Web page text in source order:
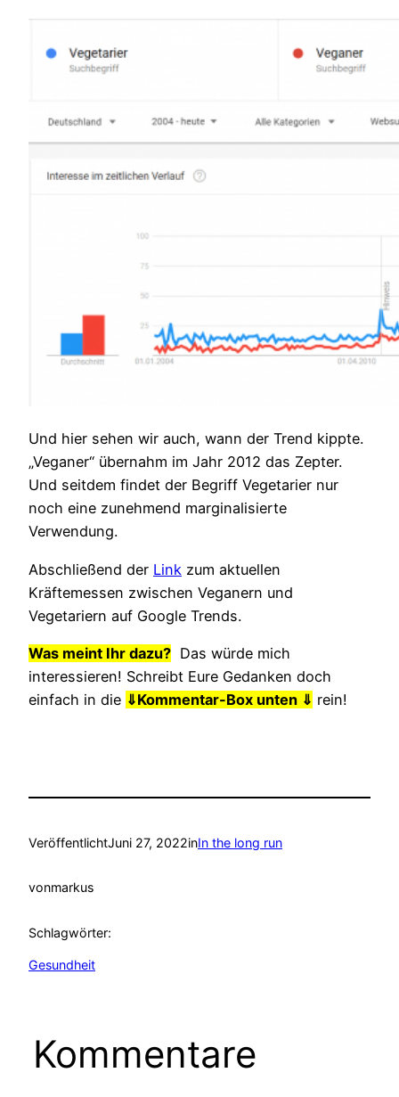
Und hier sehen wir auch, wann der Trend kippte.
„Veganer“ übernahm im Jahr 2012 das Zepter.
Und seitdem findet der Begriff Vegetarier nur
noch eine zunehmend marginalisierte
Verwendung.
Abschließend der Link zum aktuellen
Kräftemessen zwischen Veganern und
Vegetariern auf Google Trends.
Was meint Ihr dazu? Das würde mich
interessieren! Schreibt Eure Gedanken doch
einfach in die ⇓Kommentar-Box unten ⇓ rein!
VeröffentlichtJuni 27, 2022inIn the long run
vonmarkus
Schlagwörter:
Gesundheit
Kommentare